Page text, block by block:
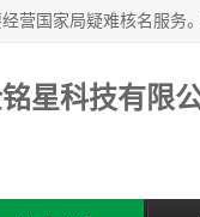
星科技有限